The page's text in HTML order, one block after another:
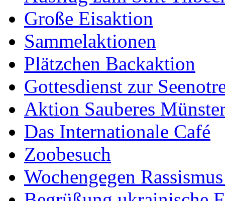
Große Eisaktion
Sammelaktionen
Plätzchen Backaktion
Gottesdienst zur
Aktion Sauberes
Das Internationale Café
Zoobesuch
Wochengegen